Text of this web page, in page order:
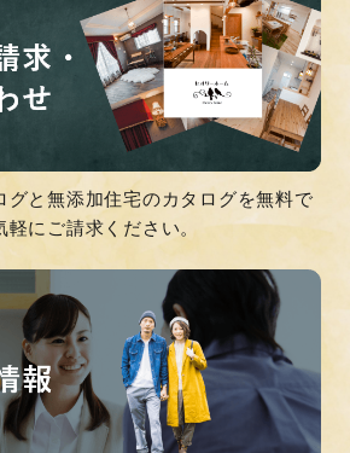
グと無添加住宅のカタログを無料で
にご請求ください。